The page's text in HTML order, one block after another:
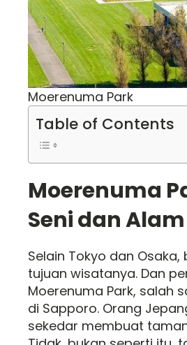
Moerenuma Park
Table of Contents
Moerenuma
Seni dan
Selain Tokyo dan
tujuan wisatanya. Dan
Moerenuma Park, salah
di Sapporo. Orang
sekedar membuat